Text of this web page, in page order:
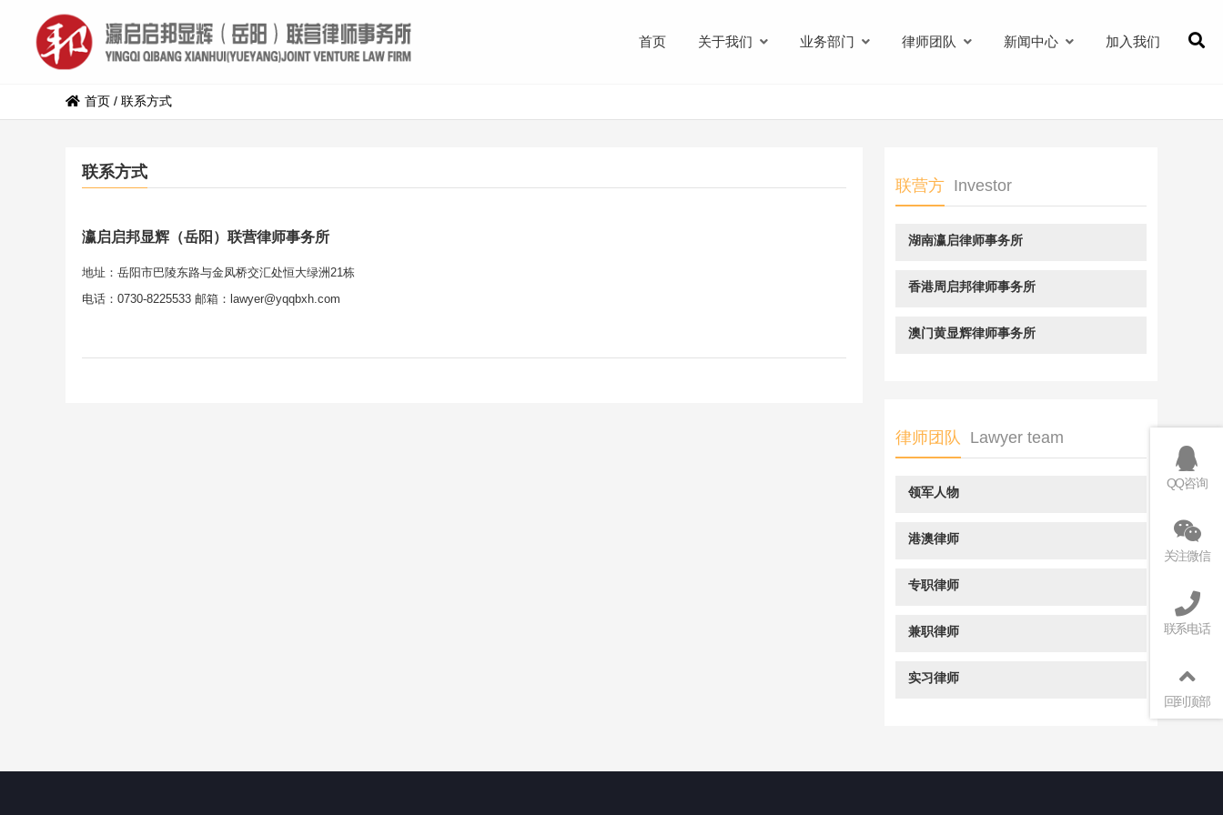
首页 关于我们 业务部门 律师团队 新闻中心 加入我们
首页 / 联系方式
联系方式
瀛启启邦显辉（岳阳）联营律师事务所
地址：岳阳市巴陵东路与金凤桥交汇处恒大绿洲21栋
电话：0730-8225533 邮箱：lawyer@yqqbxh.com
联营方 Investor
湖南瀛启律师事务所
香港周启邦律师事务所
澳门黄显辉律师事务所
律师团队 Lawyer team
领军人物
港澳律师
专职律师
兼职律师
实习律师
QQ咨询
关注微信
联系电话
回到顶部